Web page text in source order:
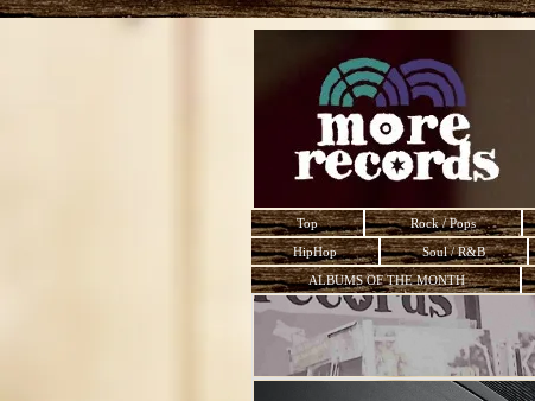
Top Rock / Pops
HipHop
Soul / R&B
ALBUMS OF THE MONTH